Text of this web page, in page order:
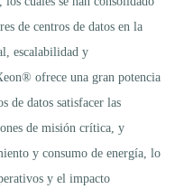
de centros de datos en la
escalabilidad y
ofrece una gran potencia
de datos satisfacer las
de misión crítica, y
y consumo de energía, lo
y el impacto